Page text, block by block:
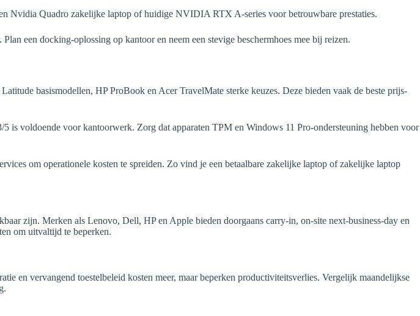
Nvidia Quadro zakelijke laptop of huidige NVIDIA RTX A-series voor betrouwbare prestaties.
een docking-oplossing op kantoor en neem een stevige beschermhoes mee bij reizen.
basismodellen, HP ProBook en Acer TravelMate sterke keuzes. Deze bieden vaak de beste prijs-
voldoende voor kantoorwerk. Zorg dat apparaten TPM en Windows 11 Pro-ondersteuning hebben voor
om operationele kosten te spreiden. Zo vind je een betaalbare zakelijke laptop of zakelijke laptop
zijn. Merken als Lenovo, Dell, HP en Apple bieden doorgaans carry-in, on-site next-business-day en
om uitvaltijd te beperken.
en vervangend toestelbeleid kosten meer, maar beperken productiviteitsverlies. Vergelijk maandelijkse